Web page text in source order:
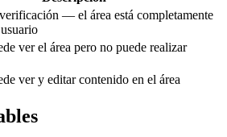
— el área está completamente
ver el área pero no puede realizar
ver y editar contenido en el área